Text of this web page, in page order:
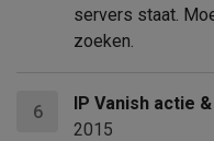
servers staat.
zoeken.
6 IP Vanish actie
2015